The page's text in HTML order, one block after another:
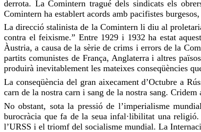
derrota. La Comintern tragué dels sindicats els
Comintern ha establert acords amb pacifistes
La direcció stalinista de la Comintern li diu al
contra el feixisme.” Entre 1929 i 1932 ha estat
Àustria, a causa de la sèrie de crims i errors de la
partits comunistes de França, Anglaterra i altres
produirà inevitablement les mateixes conseqüències
La conseqüència del gran aixecament d’Octubre a
carn de la nostra carn i sang de la nostra sang.
No obstant, sota la pressió de l’imperialisme
burocràcia que fa de la seua infal·libilitat una
l’URSS i el triomf del socialisme mundial. La